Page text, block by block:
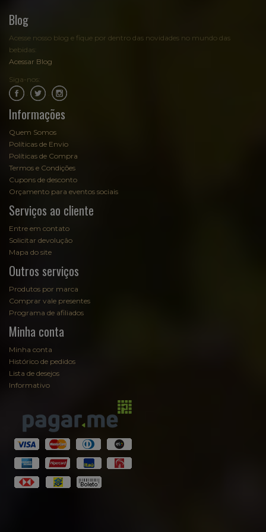
Blog
Acesse nosso blog e fique por dentro das novidades no mundo das
bebidas:
Acessar Blog
Siga-nos:
Informações
Quem Somos
Políticas de Envio
Políticas de Compra
Termos e Condições
Cupons de desconto
Orçamento para eventos sociais
Serviços ao cliente
Entre em contato
Solicitar devolução
Mapa do site
Outros serviços
Produtos por marca
Comprar vale presentes
Programa de afiliados
Minha conta
Minha conta
Histórico de pedidos
Lista de desejos
Informativo